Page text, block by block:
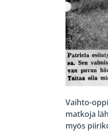
Vaihto-
matkoja
myös